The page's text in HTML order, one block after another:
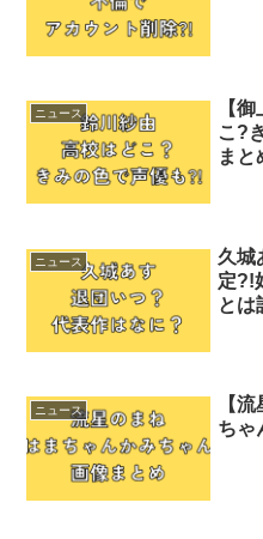
ニュース
【
こ?
まと
ニュース
久城
定?!
とは
ニュース
【
ちゃ